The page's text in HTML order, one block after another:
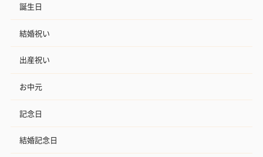
誕生日
結婚祝い
出産祝い
お中元
記念日
結婚記念日